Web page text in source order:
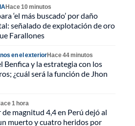
Hace 10 minutos
‘el más buscado’ por daño
señalado de explotación de oro
Farallones
en el exteriorHace 44 minutos
Benfica y la estrategia con los
¿cuál será la función de Jhon
1 hora
de magnitud 4,4 en Perú dejó al
muerto y cuatro heridos por